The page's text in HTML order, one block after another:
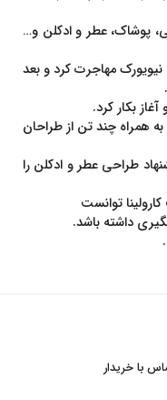
خانگی، پوشاک، عطر و ادکلن و…
به نیویورک مهاجرت کرد و بعد
همراه چند تن از طراحان
طراحی عطر و ادکلن را
داشته باشد.
با خریدار